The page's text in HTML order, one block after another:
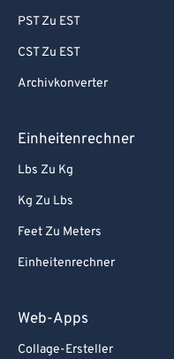
PST Zu EST
CST Zu EST
Archivkonverter
Einheitenrechner
Lbs Zu Kg
Kg Zu Lbs
Feet Zu Meters
Einheitenrechner
Web-Apps
Collage-Ersteller